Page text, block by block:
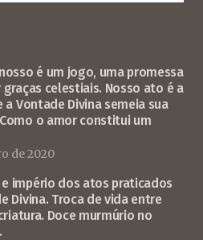
é um jogo, uma promessa
graças celestiais. Nosso ato é a
a Vontade Divina semeia sua
o amor constitui um
de 2020
império dos atos praticados
Divina. Troca de vida entre
Doce murmúrio no